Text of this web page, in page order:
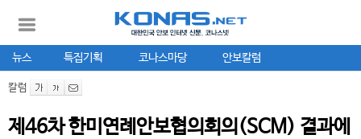
뉴스 특집기획 코나스마당 안보칼럼
칼럼
제46차 한미연례안보협의회의(SCM) 결과에